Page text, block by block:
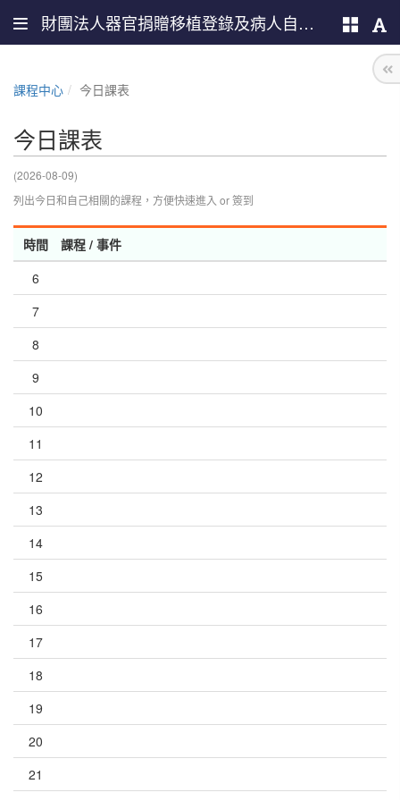
財團法人器官捐贈移植登錄及病人自主推廣中心
課程中心 今日課表
今日課表
(2026-08-09)
列出今日和自己相關的課程，方便快速進入 or 簽到
時間
課程 / 事件
6
7
8
9
10
11
12
13
14
15
16
17
18
19
20
21